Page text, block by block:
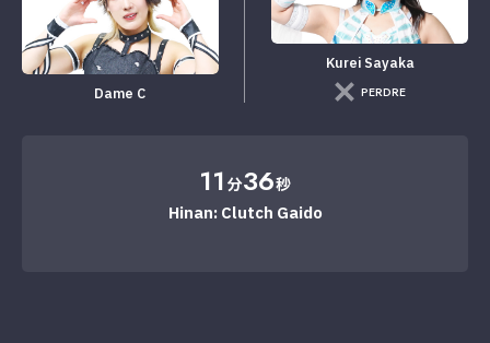
Dame C
Kurei Sayaka
PERDRE
11分36秒
Hinan: Clutch Gaido